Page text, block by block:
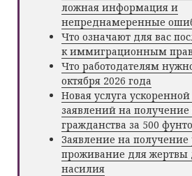
ложная информация и
непреднамеренные
Что означают для вас
к иммиграционным
Что работодателям
октября 2026 года
Новая услуга
заявлений на получение
гражданства за 500
Заявление на
проживание для жертвы
насилия